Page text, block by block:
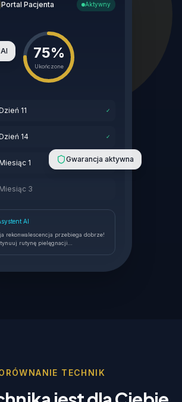
Portal Pacjenta Aktywny
75%
Ukończone
11 ✓
14 ✓
1 ✓
Miesiąc 3
AI
rekonwalescencja przebiega dobrze!
rutynę pielęgnacji…
Gwarancja aktywna
TECHNIK